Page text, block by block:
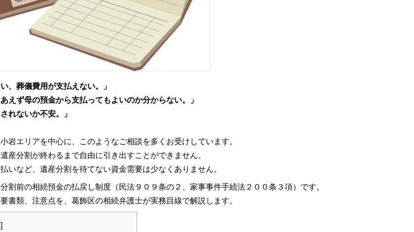
、葬儀費用が支払えない。」
えず母の預金から支払ってもよいのか分からない。」
れないか不安。」
岩エリアを中心に、このようなご相談を多くお受けしています。
産分割が終わるまで自由に引き出すことができません。
いなど、遺産分割を待てない資金需要は少なくありません。
割前の相続預金の払戻し制度（民法９０９条の２、家事事件手続法２００条３項）です。
書類、注意点を、葛飾区の相続弁護士が実務目線で解説します。
]